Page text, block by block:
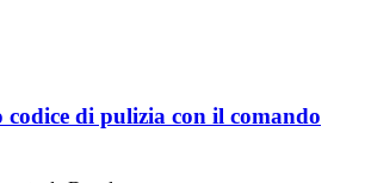
codice di pulizia con il comando